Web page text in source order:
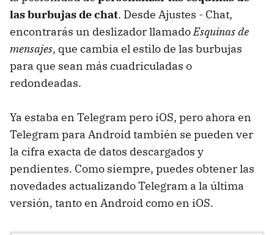
las burbujas de chat. Desde Ajustes - Chat,
encontrarás un deslizador llamadoEsquinas de
mensajes, que cambia el estilo de las burbujas
para que sean más cuadriculadas o
redondeadas.
Ya estaba en Telegram pero iOS, pero ahora en
Telegram para Android también se pueden ver
la cifra exacta de datos descargados y
pendientes. Como siempre, puedes obtener las
novedades actualizando Telegram a la última
versión, tanto en Android como en iOS.